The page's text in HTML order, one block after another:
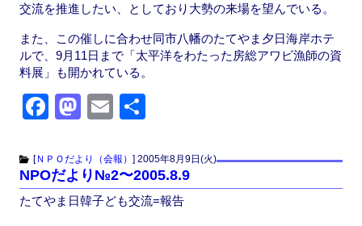
交流を推進したい、としており大勢の来場を望んでいる。
また、この催しに合わせ同市八幡のたてやま夕日海岸ホテ
ルで、9月11日まで「太平洋をわたった房総アワビ漁師の資
料展」も開かれている。
F
c
e
b
M
st
o
d
E
ail
[ＮＰＯだより（会報） ] 2005年8月9日(火)
NPOだより№2〜2005.8.9
たてやま日韓子ども交流=報告